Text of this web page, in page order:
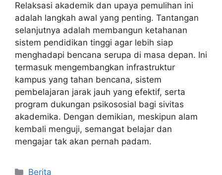
Relaksasi akademik dan upaya pemulihan ini
adalah langkah awal yang penting. Tantangan
selanjutnya adalah membangun ketahanan
sistem pendidikan tinggi agar lebih siap
menghadapi bencana serupa di masa depan. Ini
termasuk mengembangkan infrastruktur
kampus yang tahan bencana, sistem
pembelajaran jarak jauh yang efektif, serta
program dukungan psikososial bagi sivitas
akademika. Dengan demikian, meskipun alam
kembali menguji, semangat belajar dan
mengajar tak akan pernah padam.
Kategori
Berita